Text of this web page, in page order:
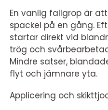
En vanlig fallgrop är
spackel på en gång.
startar direkt vid
trög och
Mindre satser,
flyt och jämnare yta.
Applicering och